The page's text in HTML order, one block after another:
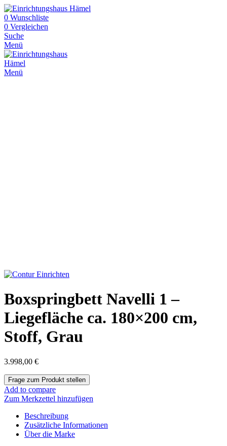
0 Wunschliste
0 Vergleichen
Suche
Menü
Menü
Boxspringbett Navelli 1 –
Liegefläche ca. 180×200 cm,
Stoff, Grau
3.998,00 €
Add to compare
Zum Merkzettel hinzufügen
Beschreibung
Zusätzliche Informationen
Über die Marke